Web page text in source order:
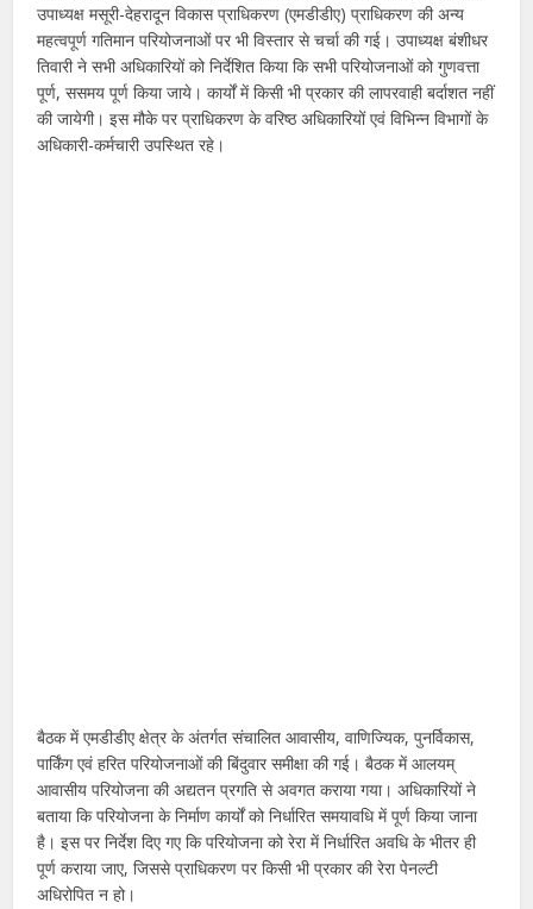
उपाध्यक्ष मसूरी-देहरादून विकास प्राधिकरण (एमडीडीए) प्राधिकरण की अन्य
महत्वपूर्ण गतिमान परियोजनाओं पर भी विस्तार से चर्चा की गई। उपाध्यक्ष बंशीधर
तिवारी ने सभी अधिकारियों को निर्देशित किया कि सभी परियोजनाओं को गुणवत्ता
पूर्ण, ससमय पूर्ण किया जाये। कार्यों में किसी भी प्रकार की लापरवाही बर्दाशत नहीं
की जायेगी। इस मौके पर प्राधिकरण के वरिष्ठ अधिकारियों एवं विभिन्न विभागों के
अधिकारी-कर्मचारी उपस्थित रहे।
बैठक में एमडीडीए क्षेत्र के अंतर्गत संचालित आवासीय, वाणिज्यिक, पुनर्विकास,
पार्किंग एवं हरित परियोजनाओं की बिंदुवार समीक्षा की गई। बैठक में आलयम्
आवासीय परियोजना की अद्यतन प्रगति से अवगत कराया गया। अधिकारियों ने
बताया कि परियोजना के निर्माण कार्यों को निर्धारित समयावधि में पूर्ण किया जाना
है। इस पर निर्देश दिए गए कि परियोजना को रेरा में निर्धारित अवधि के भीतर ही
पूर्ण कराया जाए, जिससे प्राधिकरण पर किसी भी प्रकार की रेरा पेनल्टी
अधिरोपित न हो।